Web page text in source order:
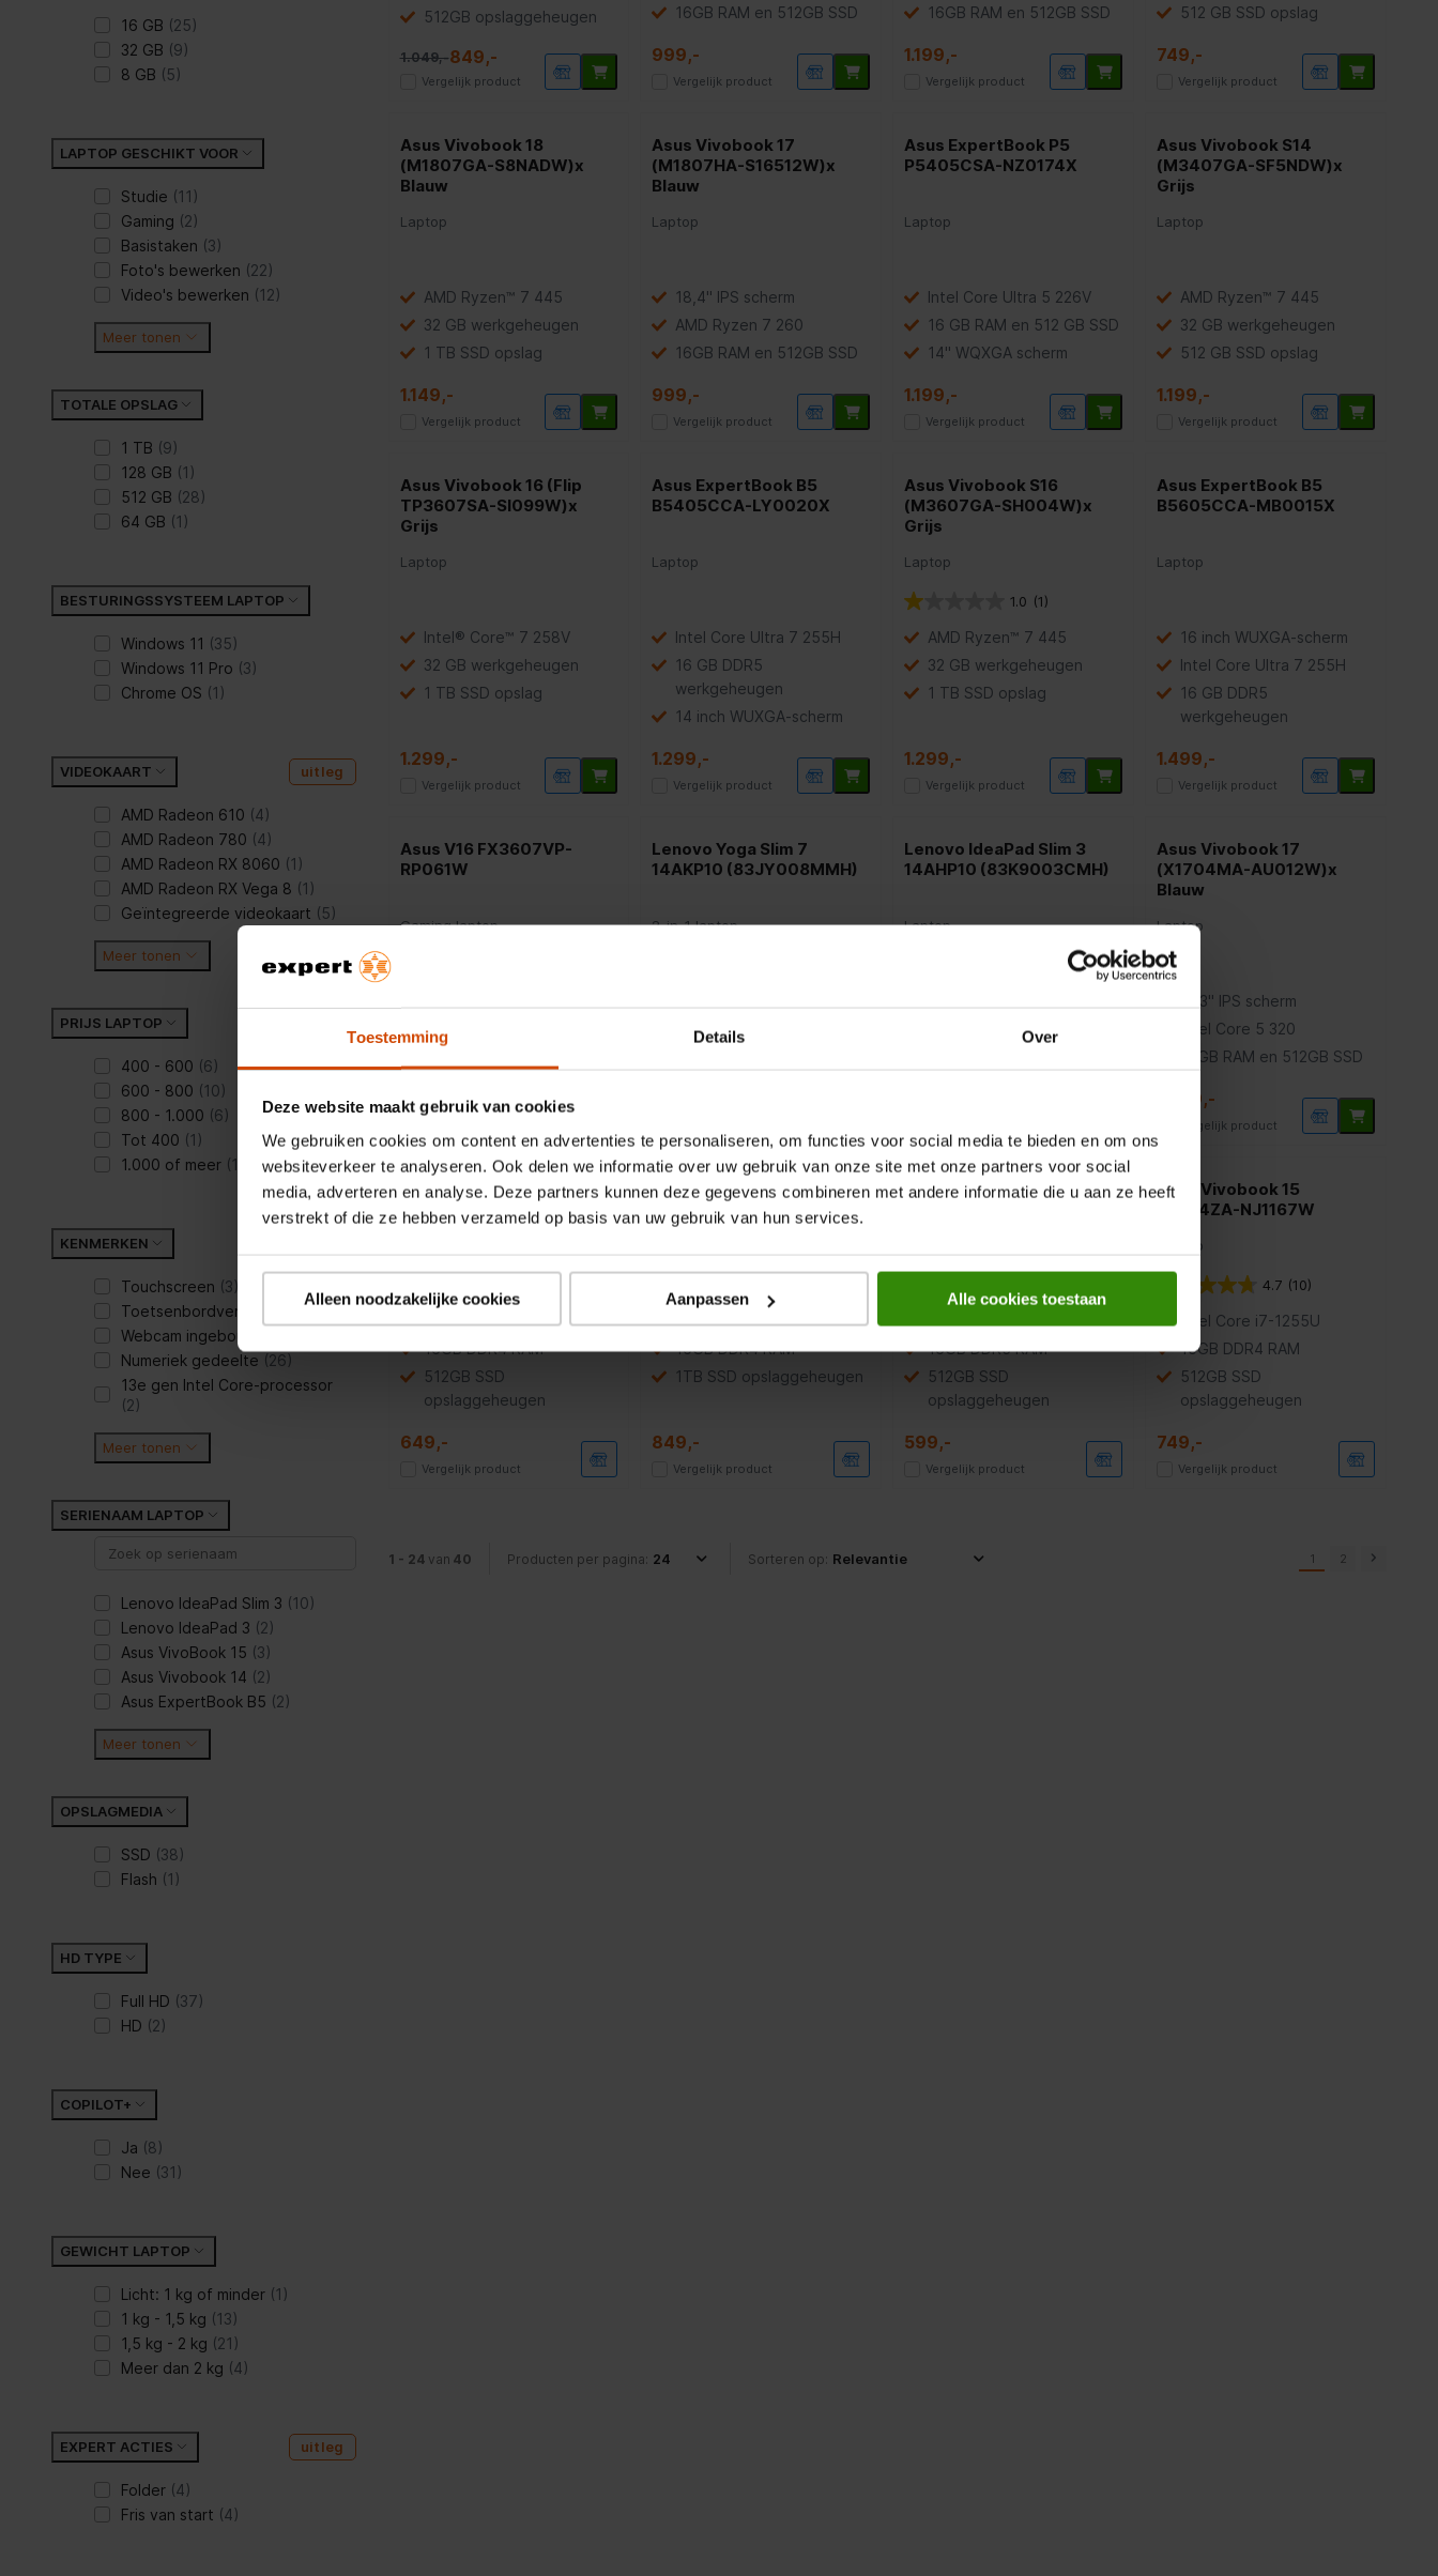
Toestemming Details Over
Deze website maakt gebruik van cookies
We gebruiken cookies om content en advertenties te personaliseren, om functies voor social media te bieden en om ons
websiteverkeer te analyseren. Ook delen we informatie over uw gebruik van onze site met onze partners voor social
media, adverteren en analyse. Deze partners kunnen deze gegevens combineren met andere informatie die u aan ze heeft
verstrekt of die ze hebben verzameld op basis van uw gebruik van hun services.
Alleen noodzakelijke cookies Aanpassen Alle cookies toestaan
16 GB (25)
32 GB (9)
8 GB (5)
LAPTOP GESCHIKT VOOR
Studie (11)
Gaming (2)
Basistaken (3)
Foto's bewerken (22)
Video's bewerken (12)
Meer tonen
TOTALE OPSLAG
1 TB (9)
128 GB (1)
512 GB (28)
64 GB (1)
BESTURINGSSYSTEEM LAPTOP
Windows 11 (35)
Windows 11 Pro (3)
Chrome OS (1)
VIDEOKAART uitleg
AMD Radeon 610 (4)
AMD Radeon 780 (4)
AMD Radeon RX 8060 (1)
AMD Radeon RX Vega 8 (1)
Geïntegreerde videokaart (5)
Meer tonen
PRIJS LAPTOP
400 - 600 (6)
600 - 800 (10)
800 - 1.000 (6)
Tot 400 (1)
1.000 of meer (17)
KENMERKEN
Touchscreen (3)
Toetsenbordverlichting
(24)
Webcam ingebouwd
Numeriek gedeelte (26)
13e gen Intel Core-processor
(2)
Meer tonen
SERIENAAM LAPTOP
Lenovo IdeaPad Slim 3 (10)
Lenovo IdeaPad 3 (2)
Asus VivoBook 15 (3)
Asus Vivobook 14 (2)
Asus ExpertBook B5 (2)
Meer tonen
OPSLAGMEDIA
SSD (38)
Flash (1)
HD TYPE
Full HD (37)
HD (2)
COPILOT+
Ja (8)
Nee (31)
GEWICHT LAPTOP
Licht: 1 kg of minder (1)
1 kg - 1,5 kg (13)
1,5 kg - 2 kg (21)
Meer dan 2 kg (4)
EXPERT ACTIES uitleg
Folder (4)
Fris van start (4)
512GB opslaggeheugen
1.049,-849,-
Vergelijk product
16GB RAM en 512GB SSD
999,-
Vergelijk product
16GB RAM en 512GB SSD
1.199,-
Vergelijk product
512 GB SSD opslag
749,-
Vergelijk product
Asus Vivobook 18
(M1807GA-S8NADW)x
Blauw
Laptop
AMD Ryzen™ 7 445
32 GB werkgeheugen
1 TB SSD opslag
1.149,-
Vergelijk product
Asus Vivobook 17
(M1807HA-S16512W)x
Blauw
Laptop
18,4" IPS scherm
AMD Ryzen 7 260
16GB RAM en 512GB SSD
999,-
Vergelijk product
Asus ExpertBook P5
P5405CSA-NZ0174X
Laptop
Intel Core Ultra 5 226V
16 GB RAM en 512 GB SSD
14" WQXGA scherm
1.199,-
Vergelijk product
Asus Vivobook S14
(M3407GA-SF5NDW)x
Grijs
Laptop
AMD Ryzen™ 7 445
32 GB werkgeheugen
512 GB SSD opslag
1.199,-
Vergelijk product
Asus Vivobook 16 (Flip
TP3607SA-SI099W)x
Grijs
Laptop
Intel® Core™ 7 258V
32 GB werkgeheugen
1 TB SSD opslag
1.299,-
Vergelijk product
Asus ExpertBook B5
B5405CCA-LY0020X
Laptop
Intel Core Ultra 7 255H
16 GB DDR5
werkgeheugen
14 inch WUXGA-scherm
1.299,-
Vergelijk product
Asus Vivobook S16
(M3607GA-SH004W)x
Grijs
Laptop
1.0 (1)
AMD Ryzen™ 7 445
32 GB werkgeheugen
1 TB SSD opslag
1.299,-
Vergelijk product
Asus ExpertBook B5
B5605CCA-MB0015X
Laptop
16 inch WUXGA-scherm
Intel Core Ultra 7 255H
16 GB DDR5
werkgeheugen
1.499,-
Vergelijk product
Asus V16 FX3607VP-
RP061W
Gaming laptop
16 GB werkgeheugen
1.549,-
Lenovo Yoga Slim 7
14AKP10 (83JY008MMH)
2-in-1 laptop
AMD Ryzen AI 5 340
Lenovo IdeaPad Slim 3
14AHP10 (83K9003CMH)
Laptop
16 GB werkgeheugen
Asus Vivobook 17
(X1704MA-AU012W)x
Blauw
Laptop
17,3" IPS scherm
Intel Core 5 320
16GB RAM en 512GB SSD
1.099,-
Vergelijk product
Lenovo IdeaPad Slim 3
15ABR8 (82XM013CMH)
AMD Ryzen™ 7 5825U
16GB DDR4 RAM
512GB SSD
opslaggeheugen
649,-
Vergelijk product
Lenovo IdeaPad 3 17ABA7
(82RQ00ANMH)
AMD Ryzen™ 7 5825U
16GB DDR4 RAM
1TB SSD opslaggeheugen
849,-
Vergelijk product
Asus Vivobook 15
16GB DDR5 RAM
512GB SSD
opslaggeheugen
599,-
Vergelijk product
Asus Vivobook 15
X1504ZA-NJ1167W
Laptop
4.7 (10)
Intel Core i7-1255U
16GB DDR4 RAM
512GB SSD
opslaggeheugen
749,-
Vergelijk product
1 - 24 van 40 Producten per pagina: Sorteren op: 1 2